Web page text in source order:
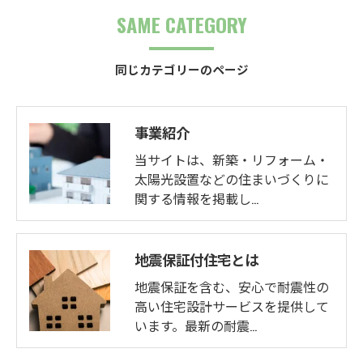
同じカテゴリーのページ
SAME CATEGORY
事業紹介
当サイトは、新築・リフォーム・
太陽光設置などの住まいづくりに
関する情報を掲載し…
地震保証付住宅とは
地震保証を含む、安心で耐震性の
高い住宅設計サービスを提供して
います。最新の耐震…